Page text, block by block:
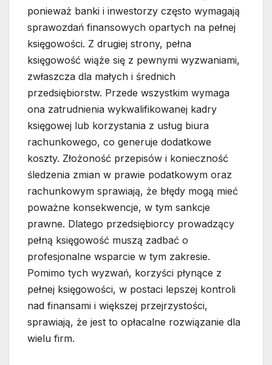
ponieważ banki i inwestorzy często wymagają
sprawozdań finansowych opartych na pełnej
księgowości. Z drugiej strony, pełna
księgowość wiąże się z pewnymi wyzwaniami,
zwłaszcza dla małych i średnich
przedsiębiorstw. Przede wszystkim wymaga
ona zatrudnienia wykwalifikowanej kadry
księgowej lub korzystania z usług biura
rachunkowego, co generuje dodatkowe
koszty. Złożoność przepisów i konieczność
śledzenia zmian w prawie podatkowym oraz
rachunkowym sprawiają, że błędy mogą mieć
poważne konsekwencje, w tym sankcje
prawne. Dlatego przedsiębiorcy prowadzący
pełną księgowość muszą zadbać o
profesjonalne wsparcie w tym zakresie.
Pomimo tych wyzwań, korzyści płynące z
pełnej księgowości, w postaci lepszej kontroli
nad finansami i większej przejrzystości,
sprawiają, że jest to opłacalne rozwiązanie dla
wielu firm.